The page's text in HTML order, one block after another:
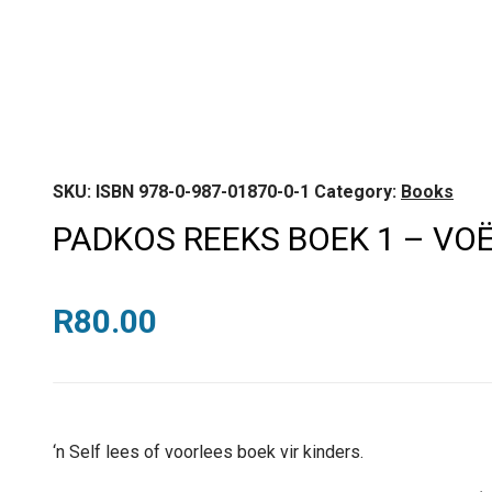
SKU: ISBN 978-0-987-01870-0-1 Category: Books
PADKOS REEKS BOEK 1 –
R80.00
‘n Self lees of voorlees boek vir kinders.